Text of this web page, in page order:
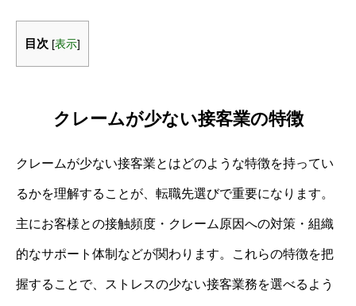
目次 [表示]
クレームが少ない接客業の特徴
クレームが少ない接客業とはどのような特徴を持ってい
るかを理解することが、転職先選びで重要になります。
主にお客様との接触頻度・クレーム原因への対策・組織
的なサポート体制などが関わります。これらの特徴を把
握することで、ストレスの少ない接客業務を選べるよう